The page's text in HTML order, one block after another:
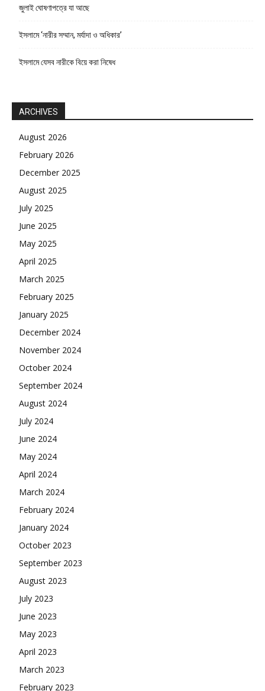
জুলাই ঘোষণাপত্রে যা আছে
ইসলামে ‘নারীর সম্মান, মর্যাদা ও অধিকার’
ইসলামে যেসব নারীকে বিয়ে করা নিষেধ
ARCHIVES
August 2026
February 2026
December 2025
August 2025
July 2025
June 2025
May 2025
April 2025
March 2025
February 2025
January 2025
December 2024
November 2024
October 2024
September 2024
August 2024
July 2024
June 2024
May 2024
April 2024
March 2024
February 2024
January 2024
October 2023
September 2023
August 2023
July 2023
June 2023
May 2023
April 2023
March 2023
February 2023